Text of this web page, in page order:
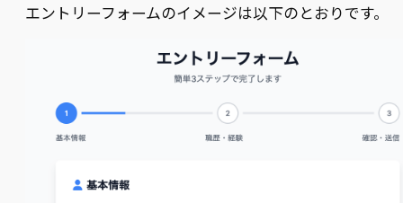
エントリーフォームのイメージは以下のとおりです。